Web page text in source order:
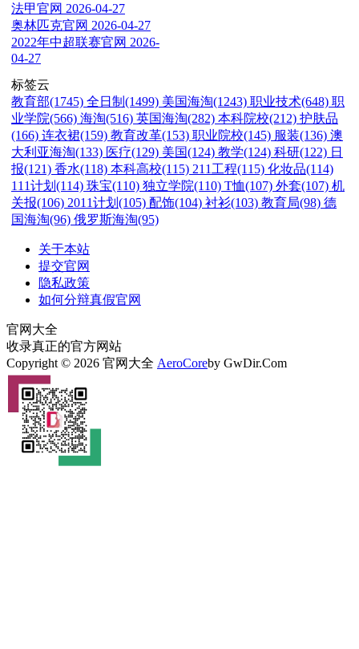
法甲官网 2026-04-27
奥林匹克官网 2026-04-27
2022年中超联赛官网 2026-
04-27
标签云
教育部(1745) 全日制(1499) 美国海淘(1243) 职业技术(648) 职
业学院(566) 海淘(516) 英国海淘(282) 本科院校(212) 护肤品
(166) 连衣裙(159) 教育改革(153) 职业院校(145) 服装(136) 澳
大利亚海淘(133) 医疗(129) 美国(124) 教学(124) 科研(122) 日
报(121) 香水(118) 本科高校(115) 211工程(115) 化妆品(114)
111计划(114) 珠宝(110) 独立学院(110) T恤(107) 外套(107) 机
关报(106) 2011计划(105) 配饰(104) 衬衫(103) 教育局(98) 德
国海淘(96) 俄罗斯海淘(95)
关于本站
提交官网
隐私政策
如何分辩真假官网
官网大全
收录真正的官方网站
Copyright © 2026 官网大全 AeroCoreby GwDir.Com